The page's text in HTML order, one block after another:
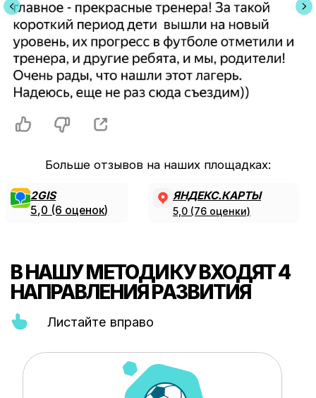
ВОПРОСЫ?
Оставьте ваш номер
перезвоним